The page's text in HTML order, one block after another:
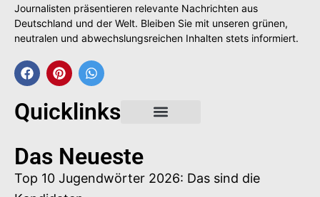
Journalisten präsentieren relevante Nachrichten aus
Deutschland und der Welt. Bleiben Sie mit unseren grünen,
neutralen und abwechslungsreichen Inhalten stets informiert.
Quicklinks
Das Neueste
Top 10 Jugendwörter 2026: Das sind die